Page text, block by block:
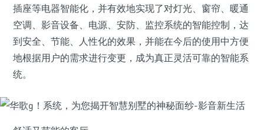
插座等电器智能化，并有效地实现了对灯光、窗帘、暖通
空调、影音设备、电源、安防、监控系统的智能控制，达
到安全、节能、人性化的效果，并能在今后的使用中方便
地根据用户的需求进行变更，成为真正灵活可靠的智能系
统。